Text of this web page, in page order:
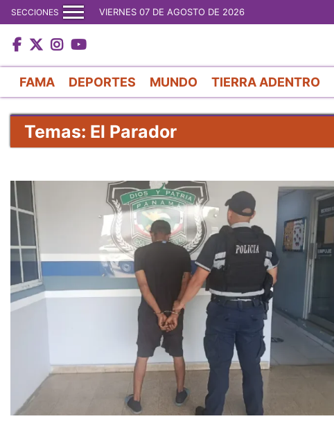
SECCIONES VIERNES 07 DE AGOSTO DE 2026
FAMA DEPORTES MUNDO TIERRA ADENTRO
Temas: El Parador